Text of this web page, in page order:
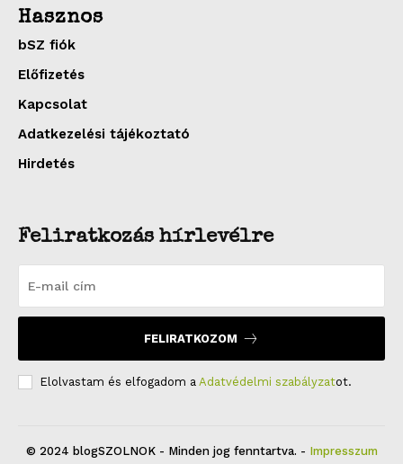
Hasznos
bSZ fiók
Előfizetés
Kapcsolat
Adatkezelési tájékoztató
Hirdetés
Feliratkozás hírlevélre
FELIRATKOZOM
Elolvastam és elfogadom a Adatvédelmi szabályzatot.
© 2024 blogSZOLNOK - Minden jog fenntartva. - Impresszum